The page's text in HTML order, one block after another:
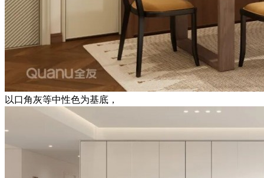
以口角灰等中性色为基底，